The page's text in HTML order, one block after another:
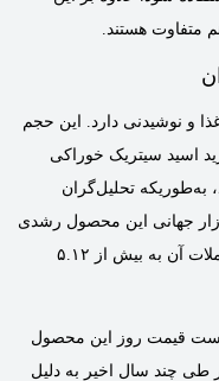
متفاوت هستند.
و نوشیدنی دارد. این حجم
اسید سیتریک خوراکی
به‌طوریکه تحلیل‌گران
تا سال ۲۰۳۳ اندازه بازار جهانی این محصول رشدی
معادل ۳.۸۳ درصد را تجربه کرده و حجم معاملات آن به بیش از ۵.۱۲
قیمت روز این محصول
طی چند سال اخیر به دلیل